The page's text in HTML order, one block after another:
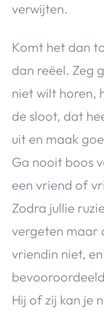
verwijten.
Komt het dan
dan reëel. Zeg
niet wilt horen,
de sloot, dat
uit en maak
Ga nooit boos
een vriend of
Zodra jullie
vergeten maar
vriendin niet,
Hij of zij kan je